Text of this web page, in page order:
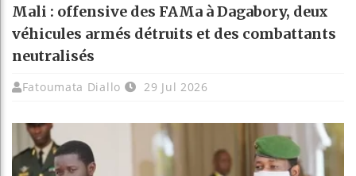
Mali : offensive des FAMa à Dagabory, deux
véhicules armés détruits et des combattants
neutralisés
Fatoumata Diallo 29 Jul 2026